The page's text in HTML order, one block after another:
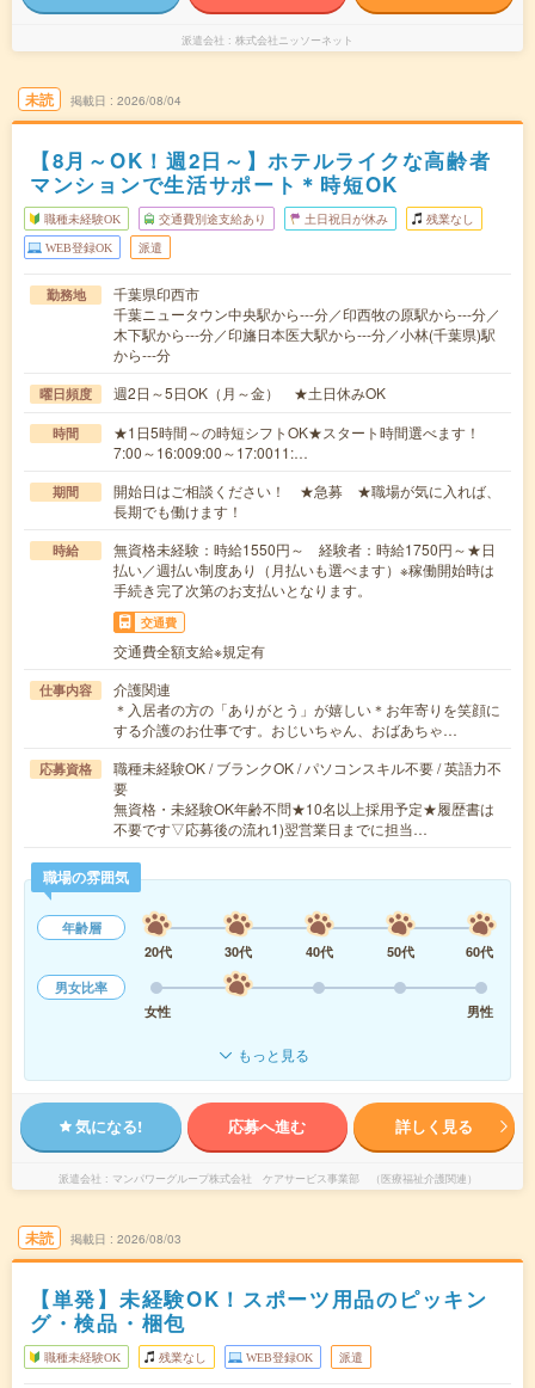
派遣会社 株式会社ニッソーネット
未読 掲載日 2026/08/04
【8月～OK！週2日～】ホテルライクな高齢者
マンションで生活サポート＊時短OK
職種未経験OK 交通費別途支給あり 土日祝日が休み 残業なし
WEB登録OK 派遣
勤務地
千葉県印西市
千葉ニュータウン中央駅から---分／印西牧の原駅から---分／
木下駅から---分／印旛日本医大駅から---分／小林(千葉県)駅
から---分
曜日頻度 週2日～5日OK（月～金） ★土日休みOK
時間
★1日5時間～の時短シフトOK★スタート時間選べます！
7:00～16:009:00～17:0011:…
期間
開始日はご相談ください！ ★急募 ★職場が気に入れば、
長期でも働けます！
時給
無資格未経験：時給1550円～ 経験者：時給1750円～★日
払い／週払い制度あり（月払いも選べます）※稼働開始時は
手続き完了次第のお支払いとなります。
交通費
交通費全額支給※規定有
仕事内容
介護関連
＊入居者の方の「ありがとう」が嬉しい＊お年寄りを笑顔に
する介護のお仕事です。おじいちゃん、おばあちゃ…
応募資格
職種未経験OK / ブランクOK / パソコンスキル不要 / 英語力不
要
無資格・未経験OK年齢不問★10名以上採用予定★履歴書は
不要です▽応募後の流れ1)翌営業日までに担当…
職場の雰囲気
年齢層
20代
30代 40代 50代
60代
男女比率
女性
男性
もっと見る
気になる! 応募へ進む 詳しく見る
派遣会社 マンパワーグループ株式会社 ケアサービス事業部 （医療福祉介護関連）
未読 掲載日 2026/08/03
【単発】未経験OK！スポーツ用品のピッキン
グ・検品・梱包
職種未経験OK 残業なし WEB登録OK 派遣